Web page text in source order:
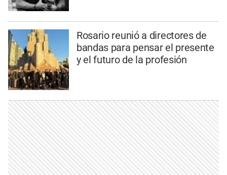
Rosario reunió a directores de
bandas para pensar el presente
y el futuro de la profesión